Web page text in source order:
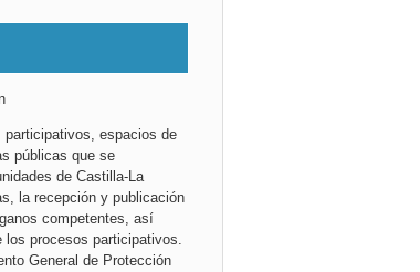
participativos, espacios de
públicas que se
de Castilla-La
la recepción y publicación
competentes, así
los procesos participativos.
General de Protección